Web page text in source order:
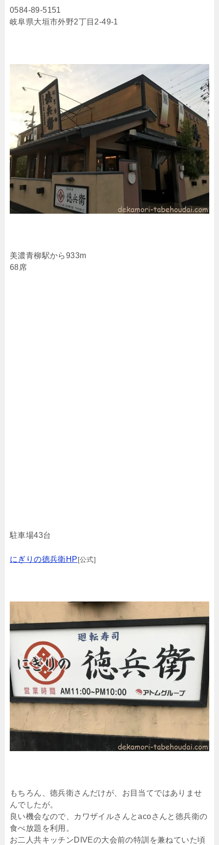
0584-89-5151
岐阜県大垣市外野2丁目2-49-1
美濃青柳駅から933m
68席
駐車場43台
にぎりの徳兵衛HP[公式]
もちろん、徳兵衛さんだけが、お目当てではありませ
んでしたが。
良い機会なので、カワザイルさんとacoさんと徳兵衛の
食べ放題を利用。
お二人共キッチンDIVEの大会前の特訓を兼ねていた頃